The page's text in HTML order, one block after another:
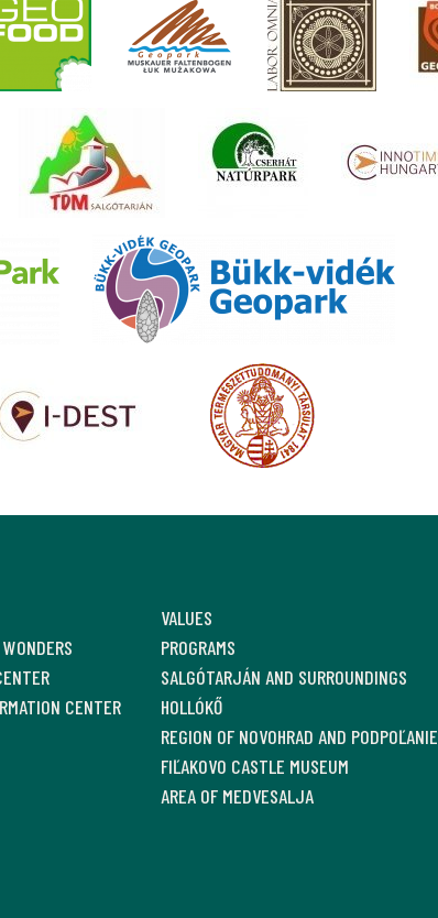
CENTER
VALUES
PROGRAMS
SALGÓTARJÁN AND SURROUNDINGS
HOLLÓKŐ
REGION OF NOVOHRAD AND PODPOĽANIE
FIĽAKOVO CASTLE MUSEUM
AREA OF MEDVESALJA